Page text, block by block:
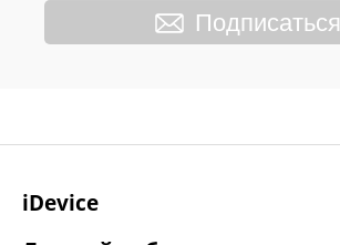
Подписаться
iDevice